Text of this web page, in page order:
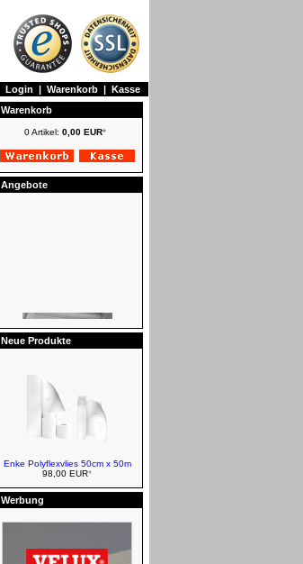
Login | Warenkorb | Kasse
Warenkorb
0 Artikel: 0,00 EUR*
Angebote
VELUX Verdunkelungsrollos -
Elektro
Neue Produkte
Enke Polyflexvlies 50cm x 50m
98,00 EUR*
Werbung